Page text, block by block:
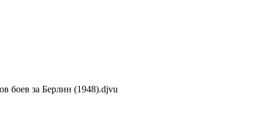
боев за Берлин (1948).djvu